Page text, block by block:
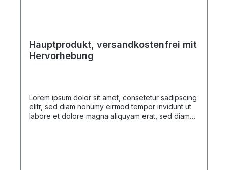
Hauptprodukt, versandkostenfrei mit
Hervorhebung
Lorem ipsum dolor sit amet, consetetur sadipscing
elitr, sed diam nonumy eirmod tempor invidunt ut
labore et dolore magna aliquyam erat, sed diam